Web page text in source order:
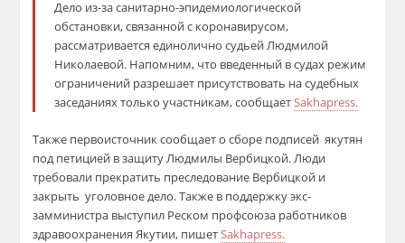
Дело из-за санитарно-эпидемиологической
обстановки, связанной с коронавирусом,
рассматривается единолично судьей Людмилой
Николаевой. Напомним, что введенный в судах режим
ограничений разрешает присутствовать на судебных
заседаниях только участникам, сообщаетSakhapress.
Также первоисточник сообщает о сборе подписей якутян
под петицией в защиту Людмилы Вербицкой. Люди
требовали прекратить преследование Вербицкой и
закрыть уголовное дело. Также в поддержку экс-
замминистра выступил Реском профсоюза работников
здравоохранения Якутии, пишетSakhapress.